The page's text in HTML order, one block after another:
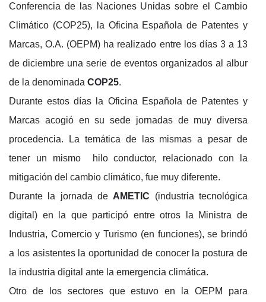
Conferencia de las Naciones Unidas sobre el Cambio
Climático (COP25), la Oficina Española de Patentes y
Marcas, O.A. (OEPM) ha realizado entre los días 3 a 13
de diciembre una serie de eventos organizados al albur
de la denominada COP25.
Durante estos días la Oficina Española de Patentes y
Marcas acogió en su sede jornadas de muy diversa
procedencia. La temática de las mismas a pesar de
tener un mismo hilo conductor, relacionado con la
mitigación del cambio climático, fue muy diferente.
Durante la jornada de AMETIC (industria tecnológica
digital) en la que participó entre otros la Ministra de
Industria, Comercio y Turismo (en funciones), se brindó
a los asistentes la oportunidad de conocer la postura de
la industria digital ante la emergencia climática.
Otro de los sectores que estuvo en la OEPM para